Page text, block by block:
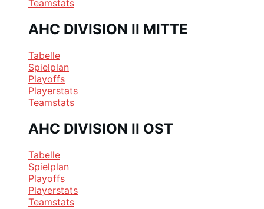
Teamstats
AHC DIVISION II MITTE
Tabelle
Spielplan
Playoffs
Playerstats
Teamstats
AHC DIVISION II OST
Tabelle
Spielplan
Playoffs
Playerstats
Teamstats